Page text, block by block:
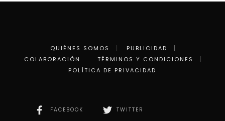
QUIÉNES SOMOS
PUBLICIDAD
COLABORACIÓN
TÉRMINOS Y CONDICIONES
POLÍTICA DE PRIVACIDAD
FACEBOOK TWITTER